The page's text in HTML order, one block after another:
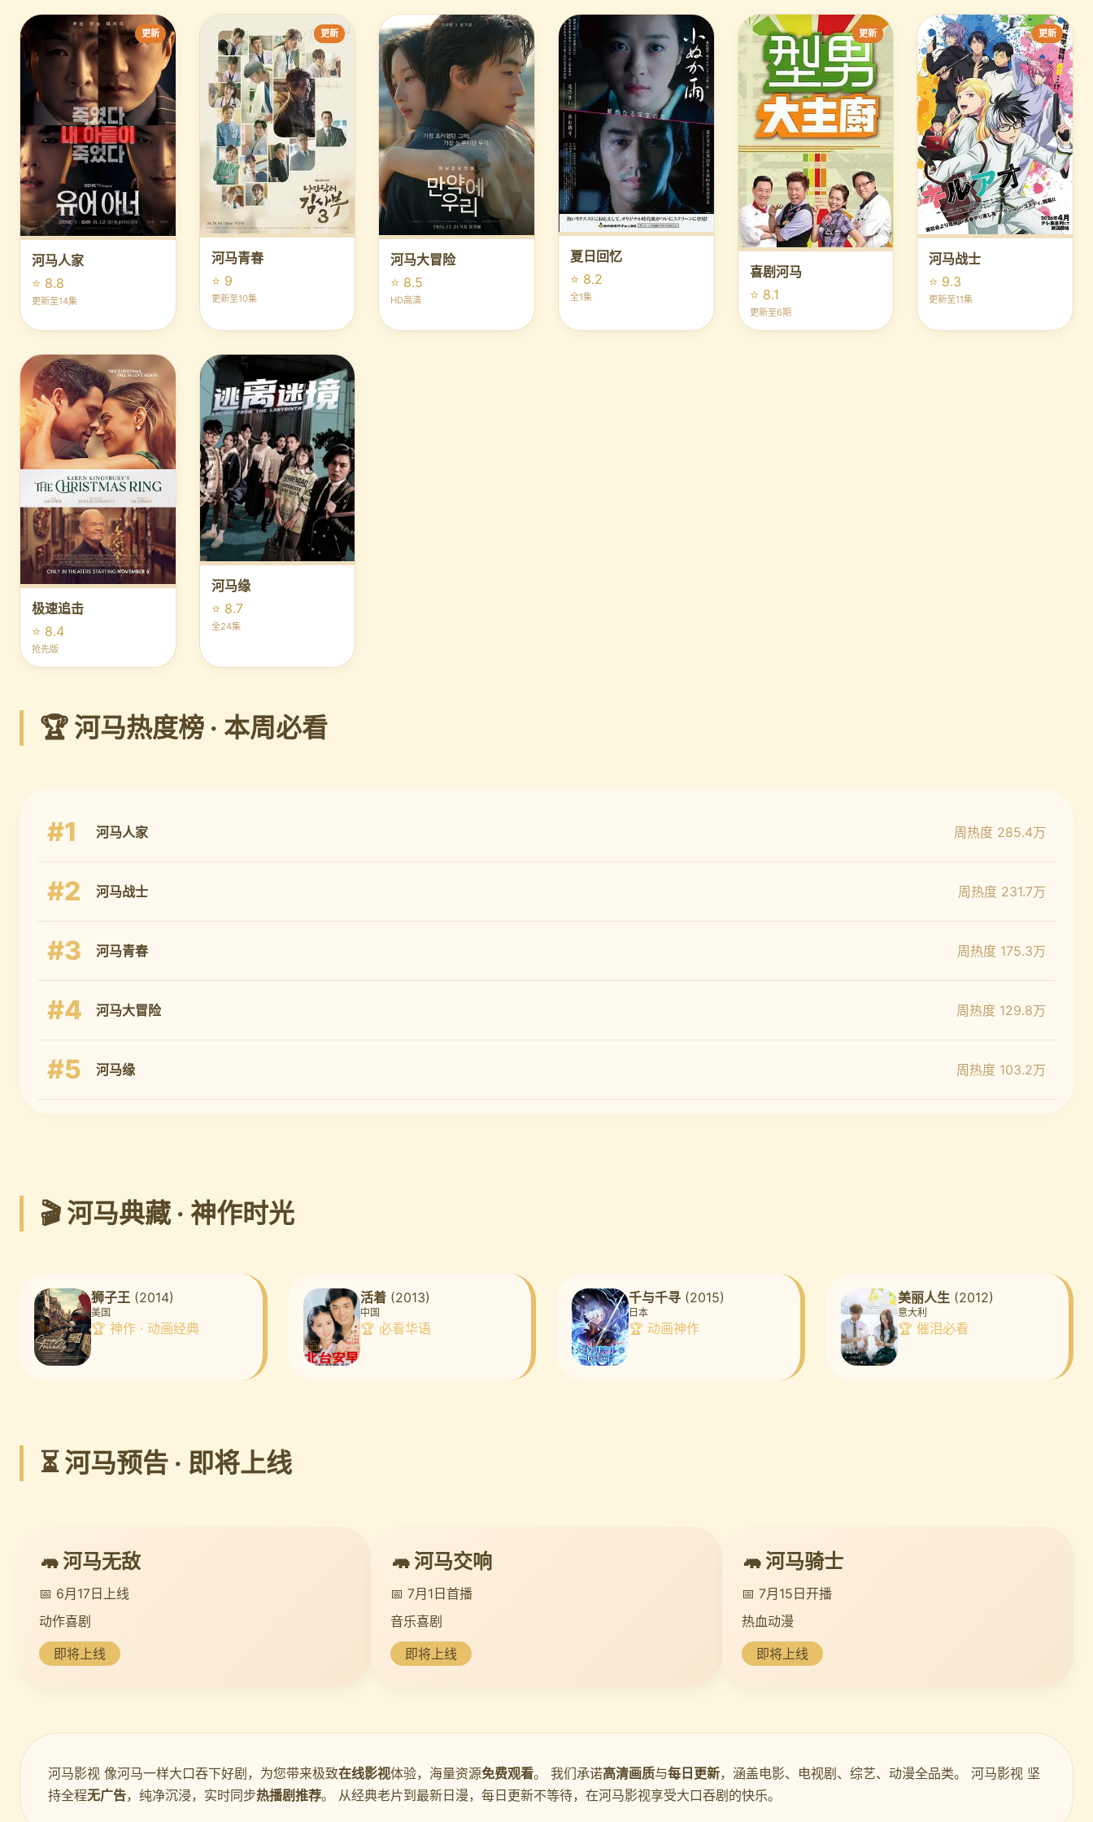
更新
河马人家
⭐ 8.8
更新至14集
更新
河马青春
⭐ 9
更新至10集
河马大冒险
⭐ 8.5
HD高清
夏日回忆
⭐ 8.2
全1集
更新
喜剧河马
⭐ 8.1
更新至6期
更新
河马战士
⭐ 9.3
更新至11集
极速追击
⭐ 8.4
抢先版
河马缘
⭐ 8.7
全24集
🏆 河马热度榜 · 本周必看
#1 河马人家 周热度 285.4万
#2 河马战士 周热度 231.7万
#3 河马青春 周热度 175.3万
#4 河马大冒险 周热度 129.8万
#5 河马缘 周热度 103.2万
🎬 河马典藏 · 神作时光
狮子王 (2014)
美国
🏆 神作 · 动画经典
活着(2013)
中国
🏆 必看华语
千与千寻 (2015)
日本
🏆 动画神作
美丽人生(2012)
意大利
🏆 催泪必看
⏳ 河马预告 · 即将上线
🦛 河马无敌
📅 6月17日上线
动作喜剧
即将上线
🦛 河马交响
📅 7月1日首播
音乐喜剧
即将上线
🦛 河马骑士
📅 7月15日开播
热血动漫
即将上线
河马影视 像河马一样大口吞下好剧，为您带来极致在线影视体验，海量资源免费观看。 我们承诺高清画质与每日更新，涵盖电影、电视剧、综艺、动漫全品类。 河马影视 坚
持全程无广告，纯净沉浸，实时同步热播剧推荐。 从经典老片到最新日漫，每日更新不等待，在河马影视享受大口吞剧的快乐。